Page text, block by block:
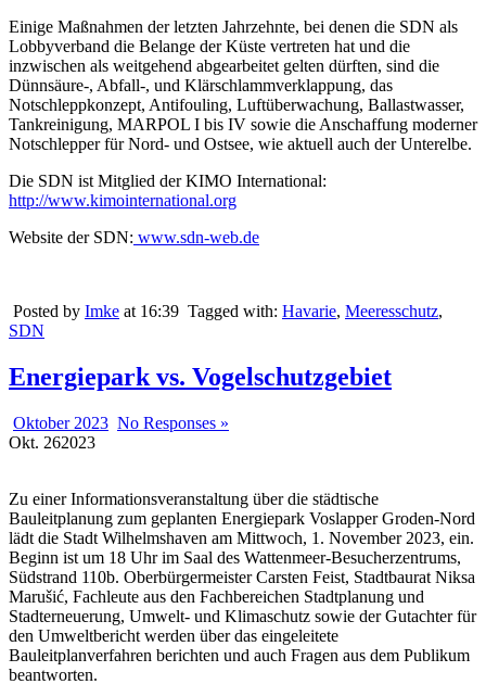
Einige Maßnahmen der letzten Jahrzehnte, bei denen die SDN als
Lobbyverband die Belange der Küste vertreten hat und die
inzwischen als weitgehend abgearbeitet gelten dürften, sind die
Dünnsäure-, Abfall-, und Klärschlammverklappung, das
Notschleppkonzept, Antifouling, Luftüberwachung, Ballastwasser,
Tankreinigung, MARPOL I bis IV sowie die Anschaffung moderner
Notschlepper für Nord- und Ostsee, wie aktuell auch der Unterelbe.
Die SDN ist Mitglied der KIMO International:
http://www.kimointernational.org
Website der SDN: www.sdn-web.de
Posted by Imke at 16:39 Tagged with: Havarie, Meeresschutz,
SDN
Energiepark vs. Vogelschutzgebiet
Oktober 2023 No Responses »
Okt. 262023
Zu einer Informationsveranstaltung über die städtische
Bauleitplanung zum geplanten Energiepark Voslapper Groden-Nord
lädt die Stadt Wilhelmshaven am Mittwoch, 1. November 2023, ein.
Beginn ist um 18 Uhr im Saal des Wattenmeer-Besucherzentrums,
Südstrand 110b. Oberbürgermeister Carsten Feist, Stadtbaurat Niksa
Marušić, Fachleute aus den Fachbereichen Stadtplanung und
Stadterneuerung, Umwelt- und Klimaschutz sowie der Gutachter für
den Umweltbericht werden über das eingeleitete
Bauleitplanverfahren berichten und auch Fragen aus dem Publikum
beantworten.